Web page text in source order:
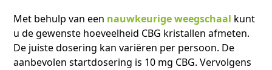
Met behulp van een nauwkeurige weegschaal kunt
u de gewenste hoeveelheid CBG kristallen afmeten.
De juiste dosering kan variëren per persoon. De
aanbevolen startdosering is 10 mg CBG. Vervolgens